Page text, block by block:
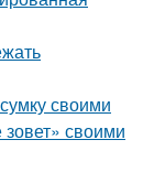
своими
своими